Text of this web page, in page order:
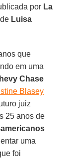
por La
Luisa
que
em uma
Chase
Blasey
juiz
25 anos de
uma
foi